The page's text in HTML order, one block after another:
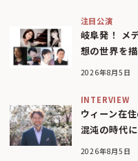
注目公演
岐阜発！ メ
想の世界を
2026年8月5日
INTERVIEW
ウィーン在
混沌の時代
2026年8月5日